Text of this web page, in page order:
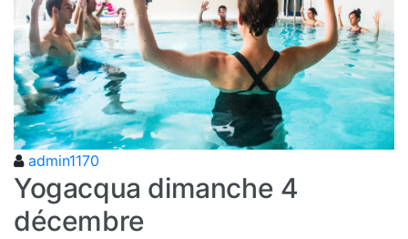
admin1170
Yogacqua dimanche 4
décembre